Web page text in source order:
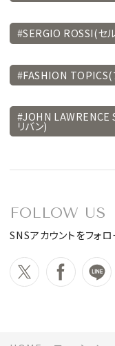
#SERGIO ROSSI(セ
#FASHION TOPICS(
#JOHN LAWRENCE
リバン)
FOLLOW US
SNSアカウントをフォ